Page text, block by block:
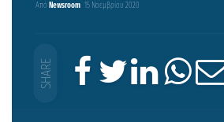
Από Newsroom 15 Νοεμβρίου 2020